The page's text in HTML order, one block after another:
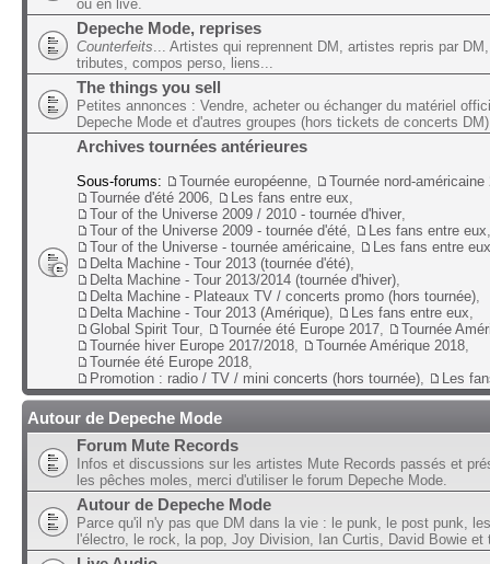
ou en live.
Depeche Mode, reprises
Counterfeits ... Artistes qui reprennent DM, artistes repris par
tributes, compos perso, liens...
The things you sell
Petites annonces : Vendre, acheter ou échanger du matériel
Depeche Mode et d'autres groupes (hors tickets de concerts DM)
Archives tournées antérieures
Sous-forums: Tournée européenne
Tournée nord-américaine
Tournée d'été 2006
Les fans entre eux
Tour of the Universe 2009 / 2010 - tournée d'hiver
Tour of the Universe 2009 - tournée d'été
Les fans entre eux
Tour of the Universe - tournée américaine
Les fans entre eux
Delta Machine - Tour 2013 (tournée d'été)
Delta Machine - Tour 2013/2014 (tournée d'hiver)
Delta Machine - Plateaux TV / concerts promo (hors tournée)
Delta Machine - Tour 2013 (Amérique)
Les fans entre eux
Global Spirit Tour
Tournée été Europe 2017
Tournée
Tournée hiver Europe 2017/2018
Tournée Amérique 2018
Tournée été Europe 2018
Promotion : radio / TV / mini concerts (hors tournée)
Les
Autour de Depeche Mode
Forum Mute Records
Infos et discussions sur les artistes Mute Records passés et
les pêches moles, merci d'utiliser le forum Depeche Mode.
Autour de Depeche Mode
Parce qu'il n'y pas que DM dans la vie : le punk, le post punk,
l'électro, le rock, la pop, Joy Division, Ian Curtis, David Bowie et